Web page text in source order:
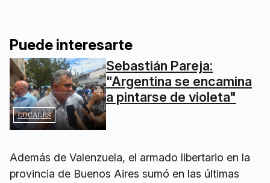
Puede interesarte
LOCALES
Sebastián Pareja:
"Argentina se encamina
a pintarse de violeta"
Además de Valenzuela, el armado libertario en la
provincia de Buenos Aires sumó en las últimas